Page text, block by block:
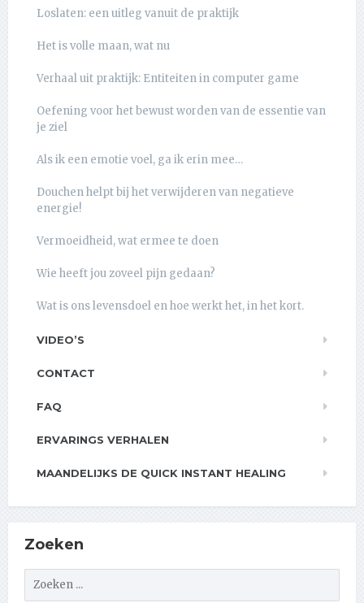
Loslaten: een uitleg vanuit de praktijk
Het is volle maan, wat nu
Verhaal uit praktijk: Entiteiten in computer game
Oefening voor het bewust worden van de essentie van
je ziel
Als ik een emotie voel, ga ik erin mee…
Douchen helpt bij het verwijderen van negatieve
energie!
Vermoeidheid, wat ermee te doen
Wie heeft jou zoveel pijn gedaan?
Wat is ons levensdoel en hoe werkt het, in het kort.
VIDEO’S
CONTACT
FAQ
ERVARINGS VERHALEN
MAANDELIJKS DE QUICK INSTANT HEALING
Zoeken